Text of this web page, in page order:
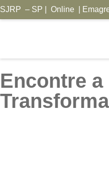
SJRP – SP | Online |
Encontre